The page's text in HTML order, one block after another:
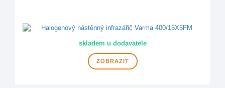
skladem u dodavatele
ZOBRAZIT